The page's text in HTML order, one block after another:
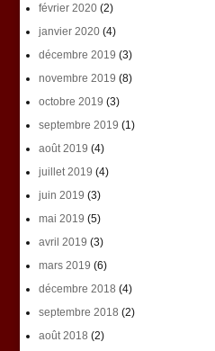
février 2020(2)
janvier 2020(4)
décembre 2019 (3)
novembre 2019 (8)
octobre 2019 (3)
septembre 2019 (1)
août 2019 (4)
juillet 2019 (4)
juin 2019 (3)
mai 2019 (5)
avril 2019 (3)
mars 2019 (6)
décembre 2018 (4)
septembre 2018 (2)
août 2018 (2)